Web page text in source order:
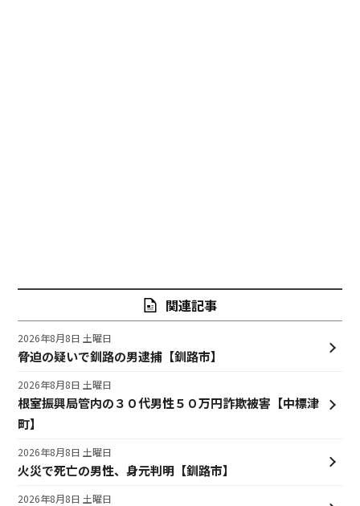
関連記事
脅迫の疑いで釧路の男逮捕【釧路市】
2026年8月8日 土曜日
根室振興局管内の３０代男性５０万円詐欺被害【中標津
町】
2026年8月8日 土曜日
火災で死亡の男性、身元判明【釧路市】
2026年8月8日 土曜日
2026年8月8日 土曜日